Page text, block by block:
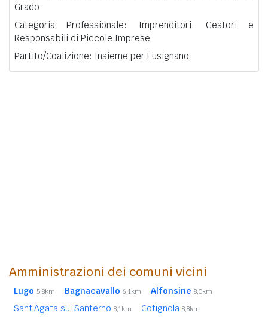
Grado
Categoria Professionale: Imprenditori, Gestori e
Responsabili di Piccole Imprese
Partito/Coalizione: Insieme per Fusignano
Amministrazioni dei comuni vicini
Lugo 5,8km Bagnacavallo 6,1km Alfonsine 8,0km
Sant'Agata sul Santerno 8,1km Cotignola 8,8km